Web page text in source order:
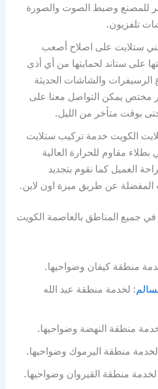
للمصنع وضبط الصوت والصورة
تلفزيون.
فني ستلايت على اصلاح أصعب
على ستاند لحمايتها من أي أذى
الرسيفرات والشاشات الحديثة
مختص يمكن التواصل معنا على
الكويت خدمة تركيب ستلايت
مقاوم للحرارة العالية
العميل كما نقوم بتجديد
المفضلة عن طريق ميزة اون لاين.
جميع المناطق بالعاصمة الكويت
منطقة كيفان وضواحيها.
: لخدمة منطقة عبد الله
منطقة النهضة وضواحيها.
منطقة اليرموك وضواحيها.
منطقة القيروان وضواحيها.